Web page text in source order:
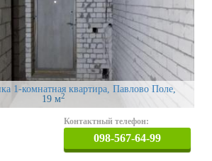
1-комнатная квартира, Павлово Поле,
19 м2
Контактный телефон:
098-567-64-99